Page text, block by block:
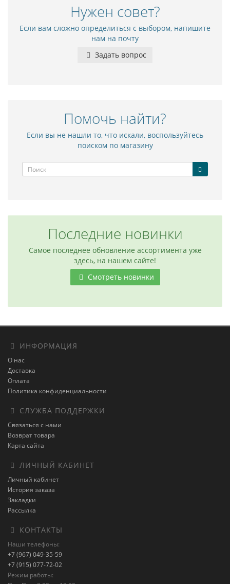
Нужен совет?
Если вам сложно определиться с выбором, напишите
нам на почту
Задать вопрос
Помочь найти?
Если вы не нашли то, что искали, воспользуйтесь
поиском по магазину
Последние новинки
Самое последнее обновление ассортимента уже
здесь, на нашем сайте!
Смотреть новинки
ИНФОРМАЦИЯ
О нас
Доставка
Оплата
Политика конфиденциальности
СЛУЖБА ПОДДЕРЖКИ
Связаться с нами
Возврат товара
Карта сайта
ЛИЧНЫЙ КАБИНЕТ
Личный кабинет
История заказа
Закладки
Рассылка
КОНТАКТЫ
Наши телефоны:
+7 (967) 049-35-59
+7 (915) 077-72-02
Режим работы: